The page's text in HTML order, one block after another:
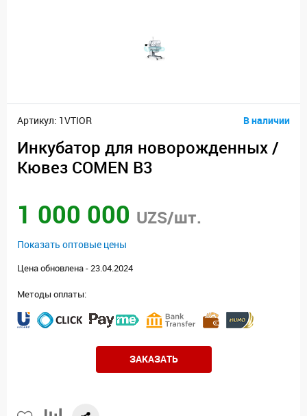
Артикул: 1VTIOR В наличии
Инкубатор для новорожденных /
Кювез COMEN B3
1 000 000 UZS/шт.
Показать оптовые цены
Цена обновлена - 23.04.2024
Методы оплаты:
ЗАКАЗАТЬ